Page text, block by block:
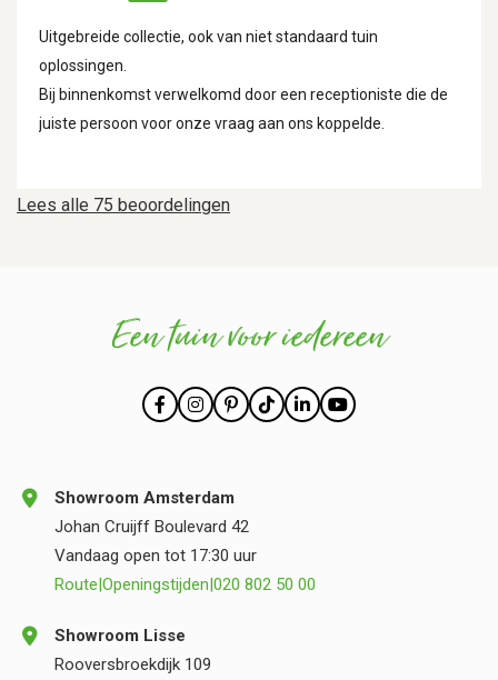
Lees alle 75 beoordelingen
Uitgebreide collectie, ook van niet standaard tuin
oplossingen.
Bij binnenkomst verwelkomd door een receptioniste die de
juiste persoon voor onze vraag aan ons koppelde.
Een tuin voor iedereen
Showroom Amsterdam
Johan Cruijff Boulevard 42
Vandaag open tot 17:30 uur
Route Openingstijden 020 802 50 00
Showroom Lisse
Rooversbroekdijk 109